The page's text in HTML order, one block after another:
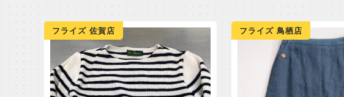
フライズ 佐賀店 フライズ 鳥栖店